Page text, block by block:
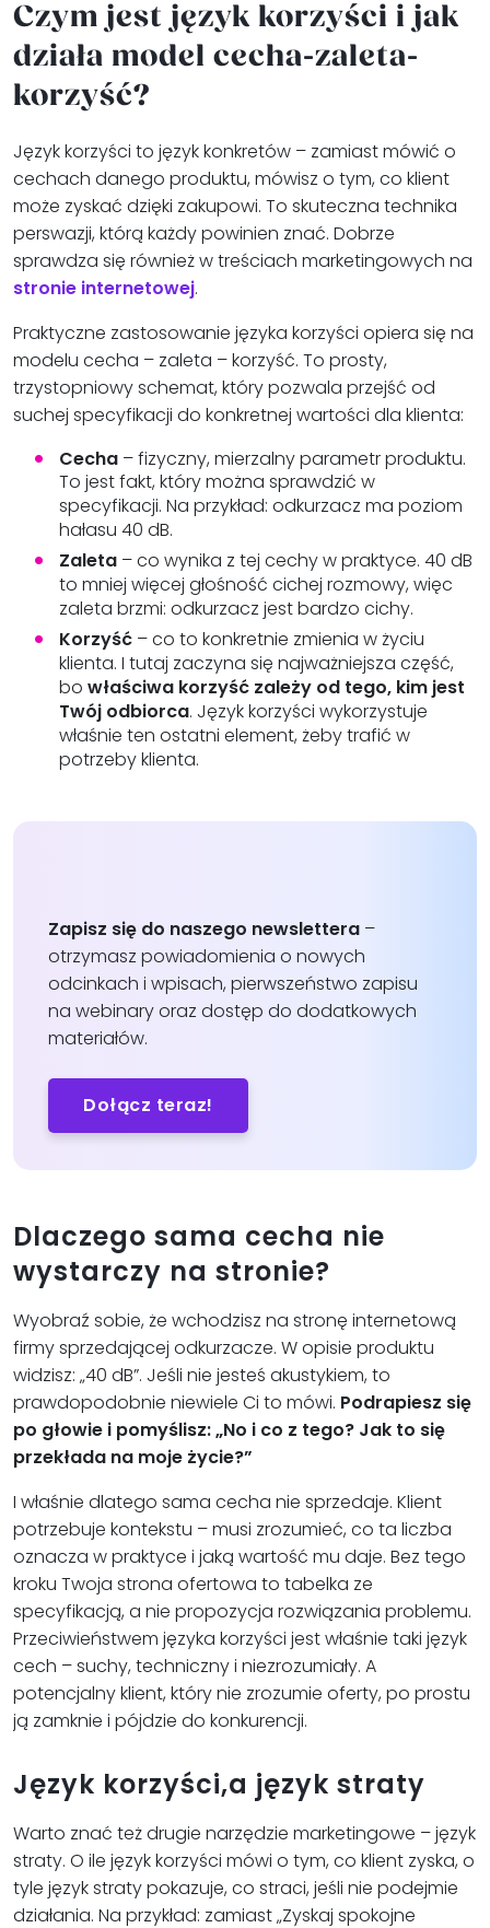
Czym jest język korzyści i jak
działa model cecha-zaleta-
korzyść?
Język korzyści to język konkretów – zamiast mówić o
cechach danego produktu, mówisz o tym, co klient
może zyskać dzięki zakupowi. To skuteczna technika
perswazji, którą każdy powinien znać. Dobrze
sprawdza się również w treściach marketingowych na
stronie internetowej.
Praktyczne zastosowanie języka korzyści opiera się na
modelu cecha – zaleta – korzyść. To prosty,
trzystopniowy schemat, który pozwala przejść od
suchej specyfikacji do konkretnej wartości dla klienta:
Cecha– fizyczny, mierzalny parametr produktu.
To jest fakt, który można sprawdzić w
specyfikacji. Na przykład: odkurzacz ma poziom
hałasu 40 dB.
Zaleta– co wynika z tej cechy w praktyce. 40 dB
to mniej więcej głośność cichej rozmowy, więc
zaleta brzmi: odkurzacz jest bardzo cichy.
Korzyść– co to konkretnie zmienia w życiu
klienta. I tutaj zaczyna się najważniejsza część,
bo właściwa korzyść zależy od tego, kim jest
Twój odbiorca. Język korzyści wykorzystuje
właśnie ten ostatni element, żeby trafić w
potrzeby klienta.
Zapisz się do naszego newslettera –
otrzymasz powiadomienia o nowych
odcinkach i wpisach, pierwszeństwo zapisu
na webinary oraz dostęp do dodatkowych
materiałów.
Dołącz teraz!
Dlaczego sama cecha nie
wystarczy na stronie?
Wyobraź sobie, że wchodzisz na stronę internetową
firmy sprzedającej odkurzacze. W opisie produktu
widzisz: „40 dB”. Jeśli nie jesteś akustykiem, to
prawdopodobnie niewiele Ci to mówi. Podrapiesz się
po głowie i pomyślisz: „No i co z tego? Jak to się
przekłada na moje życie?”
I właśnie dlatego sama cecha nie sprzedaje. Klient
potrzebuje kontekstu – musi zrozumieć, co ta liczba
oznacza w praktyce i jaką wartość mu daje. Bez tego
kroku Twoja strona ofertowa to tabelka ze
specyfikacją, a nie propozycja rozwiązania problemu.
Przeciwieństwem języka korzyści jest właśnie taki język
cech – suchy, techniczny i niezrozumiały. A
potencjalny klient, który nie zrozumie oferty, po prostu
ją zamknie i pójdzie do konkurencji.
Język korzyści,a język straty
Warto znać też drugie narzędzie marketingowe – język
straty. O ile język korzyści mówi o tym, co klient zyska, o
tyle język straty pokazuje, co straci, jeśli nie podejmie
działania. Na przykład: zamiast „Zyskaj spokojne